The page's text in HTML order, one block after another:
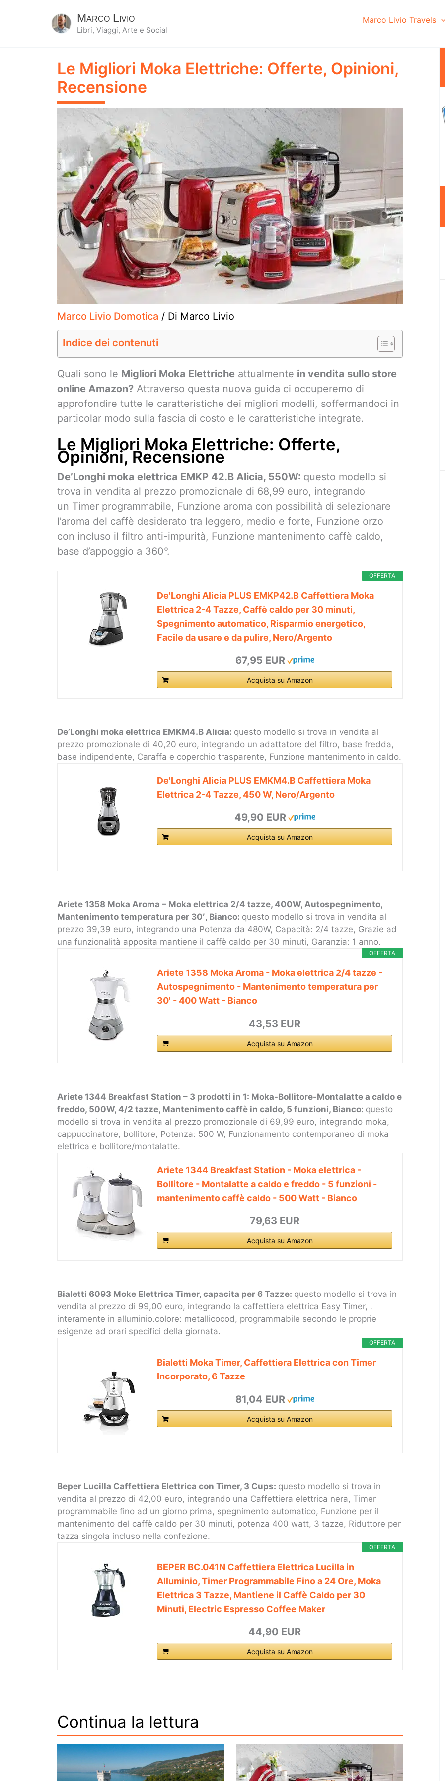
Marco Livio
Libri, Viaggi, Arte e Social
Marco Livio Travels
Le Migliori Moka Elettriche: Offerte, Opinioni,
Recensione
Marco Livio Domotica / Di Marco Livio
Indice dei contenuti
Quali sono le Migliori Moka Elettriche attualmente in vendita sullo store
online Amazon? Attraverso questa nuova guida ci occuperemo di
approfondire tutte le caratteristiche dei migliori modelli, soffermandoci in
particolar modo sulla fascia di costo e le caratteristiche integrate.
Le Migliori Moka Elettriche: Offerte,
Opinioni, Recensione
De’Longhi moka elettrica EMKP 42.B Alicia, 550W: questo modello si
trova in vendita al prezzo promozionale di 68,99 euro, integrando
un Timer programmabile, Funzione aroma con possibilità di selezionare
l’aroma del caffè desiderato tra leggero, medio e forte, Funzione orzo
con incluso il filtro anti-impurità, Funzione mantenimento caffè caldo,
base d’appoggio a 360°.
OFFERTA
De'Longhi Alicia PLUS EMKP42.B Caffettiera Moka
Elettrica 2-4 Tazze, Caffè caldo per 30 minuti,
Spegnimento automatico, Risparmio energetico,
Facile da usare e da pulire, Nero/Argento
67,95 EUR
Acquista su Amazon
De’Longhi moka elettrica EMKM4.B Alicia: questo modello si trova in vendita al
prezzo promozionale di 40,20 euro, integrando un adattatore del filtro, base fredda,
base indipendente, Caraffa e coperchio trasparente, Funzione mantenimento in caldo.
De'Longhi Alicia PLUS EMKM4.B Caffettiera Moka
Elettrica 2-4 Tazze, 450 W, Nero/Argento
49,90 EUR
Acquista su Amazon
Ariete 1358 Moka Aroma – Moka elettrica 2/4 tazze, 400W, Autospegnimento,
Mantenimento temperatura per 30′, Bianco: questo modello si trova in vendita al
prezzo 39,39 euro, integrando una Potenza da 480W, Capacità: 2/4 tazze, Grazie ad
una funzionalità apposita mantiene il caffè caldo per 30 minuti, Garanzia: 1 anno.
OFFERTA
Ariete 1358 Moka Aroma - Moka elettrica 2/4 tazze -
Autospegnimento - Mantenimento temperatura per
30' - 400 Watt - Bianco
43,53 EUR
Acquista su Amazon
Ariete 1344 Breakfast Station – 3 prodotti in 1: Moka-Bollitore-Montalatte a caldo e
freddo, 500W, 4/2 tazze, Mantenimento caffè in caldo, 5 funzioni, Bianco: questo
modello si trova in vendita al prezzo promozionale di 69,99 euro, integrando moka,
cappuccinatore, bollitore, Potenza: 500 W, Funzionamento contemporaneo di moka
elettrica e bollitore/montalatte.
Ariete 1344 Breakfast Station - Moka elettrica -
Bollitore - Montalatte a caldo e freddo - 5 funzioni -
mantenimento caffè caldo - 500 Watt - Bianco
79,63 EUR
Acquista su Amazon
Bialetti 6093 Moke Elettrica Timer, capacita per 6 Tazze: questo modello si trova in
vendita al prezzo di 99,00 euro, integrando la caffettiera elettrica Easy Timer, ,
interamente in alluminio.colore: metallicocod, programmabile secondo le proprie
esigenze ad orari specifici della giornata.
OFFERTA
Bialetti Moka Timer, Caffettiera Elettrica con Timer
Incorporato, 6 Tazze
81,04 EUR
Acquista su Amazon
Beper Lucilla Caffettiera Elettrica con Timer, 3 Cups: questo modello si trova in
vendita al prezzo di 42,00 euro, integrando una Caffettiera elettrica nera, Timer
programmabile fino ad un giorno prima, spegnimento automatico, Funzione per il
mantenimento del caffè caldo per 30 minuti, potenza 400 watt, 3 tazze, Riduttore per
tazza singola incluso nella confezione.
OFFERTA
BEPER BC.041N Caffettiera Elettrica Lucilla in
Alluminio, Timer Programmabile Fino a 24 Ore, Moka
Elettrica 3 Tazze, Mantiene il Caffè Caldo per 30
Minuti, Electric Espresso Coffee Maker
44,90 EUR
Acquista su Amazon
Continua la lettura